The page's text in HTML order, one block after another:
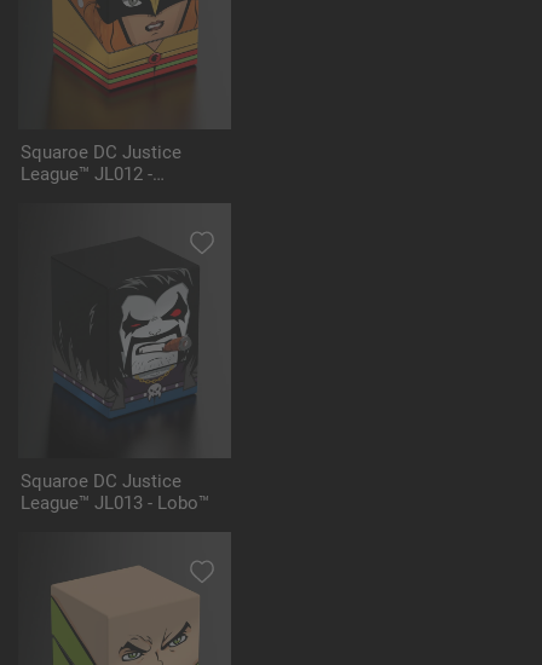
Squaroe DC Justice
League™ JL012 -
Squaroe DC Justice
League™ JL013 - Lobo™